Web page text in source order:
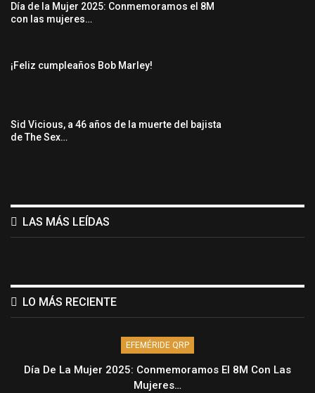
Día de la Mujer 2025: Conmemoramos el 8M
con las mujeres…
¡Feliz cumpleaños Bob Marley!
Sid Vicious, a 46 años de la muerte del bajista
de The Sex…
LAS MÁS LEÍDAS
LO MÁS RECIENTE
EFEMÉRIDE QRP
Día De La Mujer 2025: Conmemoramos El 8M Con Las
Mujeres…